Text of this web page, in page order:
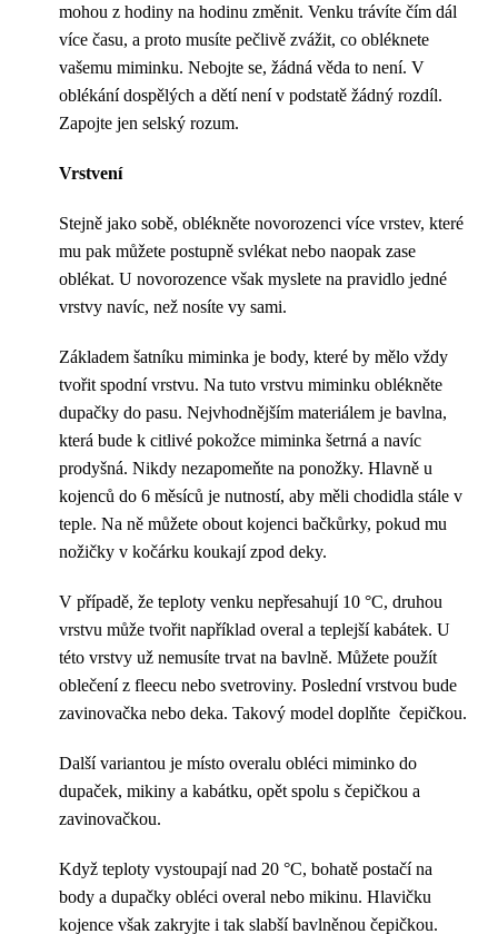
mohou z hodiny na hodinu změnit. Venku trávíte čím dál
více času, a proto musíte pečlivě zvážit, co obléknete
vašemu miminku. Nebojte se, žádná věda to není. V
oblékání dospělých a dětí není v podstatě žádný rozdíl.
Zapojte jen selský rozum.
Vrstvení
Stejně jako sobě, oblékněte novorozenci více vrstev, které
mu pak můžete postupně svlékat nebo naopak zase
oblékat. U novorozence však myslete na pravidlo jedné
vrstvy navíc, než nosíte vy sami.
Základem šatníku miminka je body, které by mělo vždy
tvořit spodní vrstvu. Na tuto vrstvu miminku oblékněte
dupačky do pasu. Nejvhodnějším materiálem je bavlna,
která bude k citlivé pokožce miminka šetrná a navíc
prodyšná. Nikdy nezapomeňte na ponožky. Hlavně u
kojenců do 6 měsíců je nutností, aby měli chodidla stále v
teple. Na ně můžete obout kojenci bačkůrky, pokud mu
nožičky v kočárku koukají zpod deky.
V případě, že teploty venku nepřesahují 10 °C, druhou
vrstvu může tvořit například overal a teplejší kabátek. U
této vrstvy už nemusíte trvat na bavlně. Můžete použít
oblečení z fleecu nebo svetroviny. Poslední vrstvou bude
zavinovačka nebo deka. Takový model doplňte čepičkou.
Další variantou je místo overalu obléci miminko do
dupaček, mikiny a kabátku, opět spolu s čepičkou a
zavinovačkou.
Když teploty vystoupají nad 20 °C, bohatě postačí na
body a dupačky obléci overal nebo mikinu. Hlavičku
kojence však zakryjte i tak slabší bavlněnou čepičkou.